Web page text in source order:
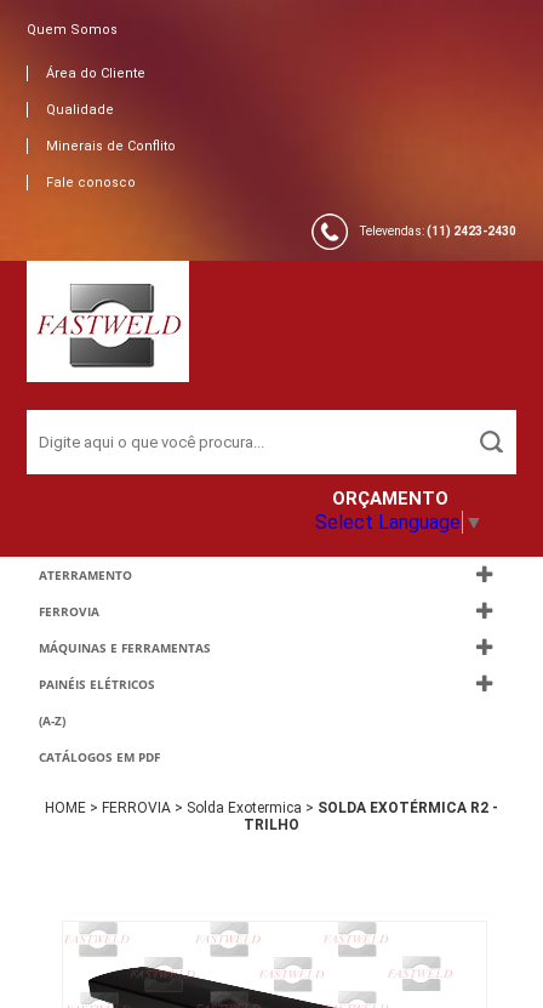
Quem Somos
Área do Cliente
Qualidade
Minerais de Conflito
Fale conosco
Televendas:(11) 2423-2430
ORÇAMENTO
Select Language ▼
ATERRAMENTO
FERROVIA
MÁQUINAS E FERRAMENTAS
PAINÉIS ELÉTRICOS
(A-Z)
CATÁLOGOS EM PDF
HOME > FERROVIA > Solda Exotermica > SOLDA EXOTÉRMICA R2 -
TRILHO